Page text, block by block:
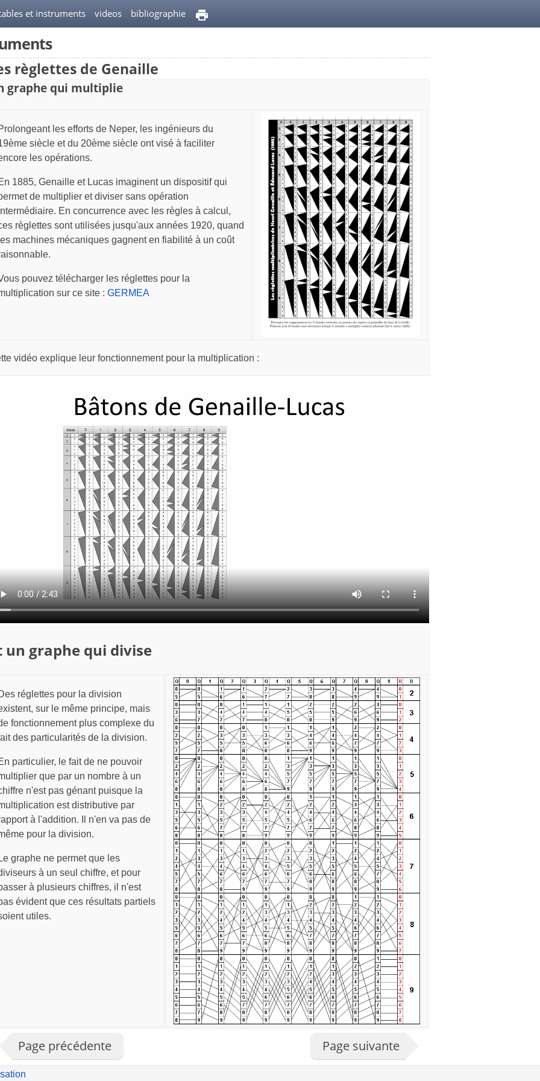
et instruments videos bibliographie
règlettes de Genaille
graphe qui multiplie
les efforts de Neper, les ingénieurs du
siècle et du 20ème siècle ont visé à faciliter
les opérations.
1885, Genaille et Lucas imaginent un dispositif qui
de multiplier et diviser sans opération
En concurrence avec les règles à calcul,
règlettes sont utilisées jusqu'aux années 1920, quand
machines mécaniques gagnent en fiabilité à un coût
pouvez télécharger les réglettes pour la
sur ce site : GERMEA
vidéo explique leur fonctionnement pour la multiplication :
un graphe qui divise
réglettes pour la division
sur le même principe, mais
fonctionnement plus complexe du
des particularités de la division.
particulier, le fait de ne pouvoir
que par un nombre à un
n'est pas génant puisque la
est distributive par
à l'addition. Il n'en va pas de
pour la division.
graphe ne permet que les
à un seul chiffre, et pour
à plusieurs chiffres, il n'est
évident que ces résultats partiels
utiles.
Page précédente Page suivante